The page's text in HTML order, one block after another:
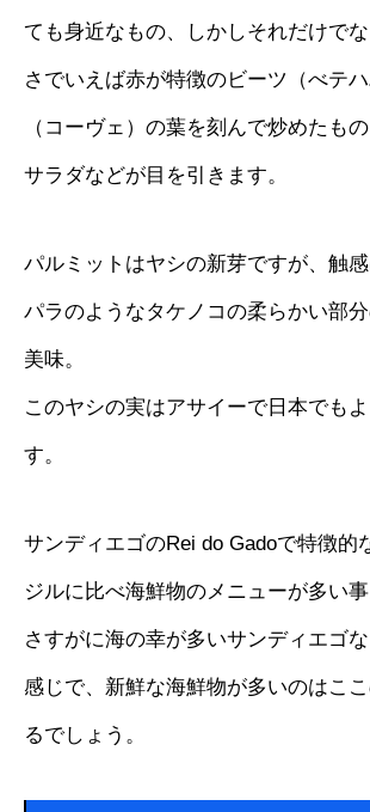
ても身近なもの、しかしそれだけで
さでいえば赤が特徴のビーツ（べテ
（コーヴェ）の葉を刻んで炒めたも
サラダなどが目を引きます。
パルミットはヤシの新芽ですが、触
パラのようなタケノコの柔らかい部
美味。
このヤシの実はアサイーで日本でも
す。
サンディエゴのRei do Gadoで特徴的
ジルに比べ海鮮物のメニューが多い事
さすがに海の幸が多いサンディエゴ
感じで、新鮮な海鮮物が多いのはこ
るでしょう。